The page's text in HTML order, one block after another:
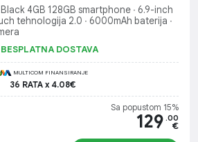
4GB 128GB smartphone ∙ 6.9-inch
tehnologija 2.0 ∙ 6000mAh baterija ∙
BESPLATNA DOSTAVA
MULTICOM FINANSIRANJE
36 RATA x 4.08€
Sa popustom 15%
129 .00
€